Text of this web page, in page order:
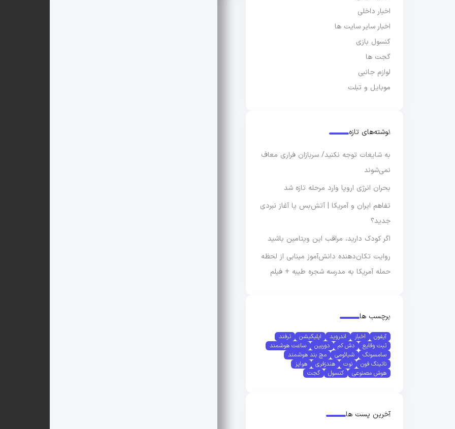
اخبار داخلی
اخبار سایر سایت ها
کنسول بازی
گجت ها
لوازم جانبی
موبایل و تبلت
نوشته‌های تازه
به شایعات توجه نکنید/ سربازان فراری معاف
نمی‌شوند
بحران انرژی اروپا وارد مرحله تازه شد
تفاهم ایران و آمریکا | آتش‌بس یا آغاز نبردی
جدید؟
اگر کودک دارید، مراقب این ویتامین باشید
روایت تکان‌دهنده دانش‌آموز مینابی از لحظه
حمله آمریکا به مدرسه شجره طیبه + فیلم
برچسب ها
آیفون اخبار اندروید اپلیکیشن
ترفند
ثبت وقایع
دش کم دوربین
ساعت هوشمند
سامسونگ
شیائومی
مچ بند هوشمند
ناتینگ فون
نوت هندزفری
هواپز
هوش مصنوعی
کنسول گجت
آخرین پست ها